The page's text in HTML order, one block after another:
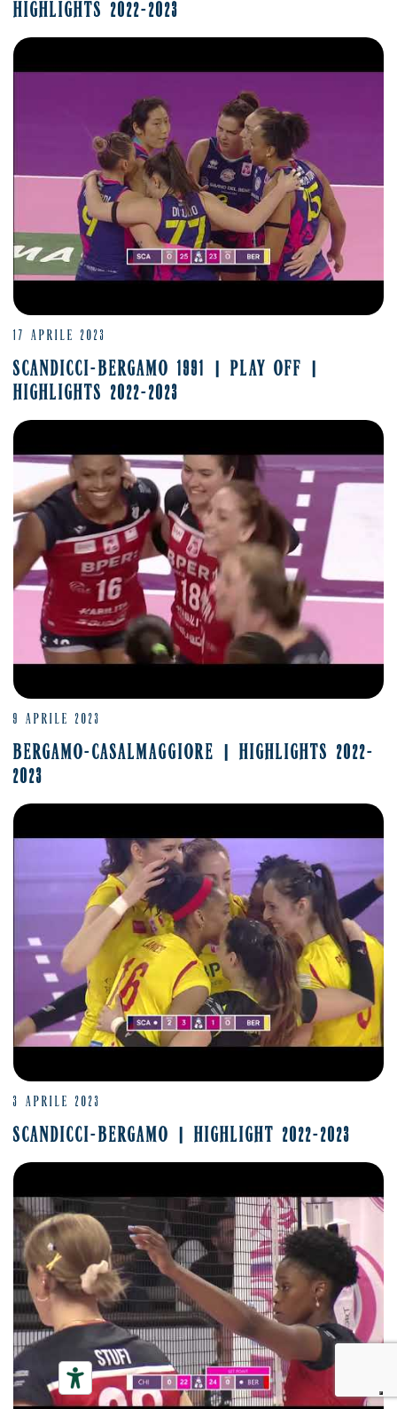
HIGHLIGHTS 2022-2023
17 APRILE 2023
SCANDICCI-BERGAMO 1991 | PLAY OFF |
HIGHLIGHTS 2022-2023
9 APRILE 2023
BERGAMO-CASALMAGGIORE | HIGHLIGHTS 2022-
2023
3 APRILE 2023
SCANDICCI-BERGAMO | HIGHLIGHT 2022-2023